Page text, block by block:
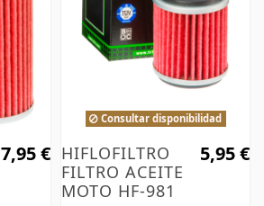
7,95 €
Consultar disponibilidad
HIFLOFILTRO
FILTRO ACEITE
MOTO HF-981
5,95 €